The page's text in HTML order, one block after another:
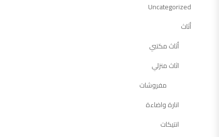
Uncategorized
أثاث
أثاث مكتبي
اثاث منزلي
مفروشات
انارة واضاءة
انتيكات